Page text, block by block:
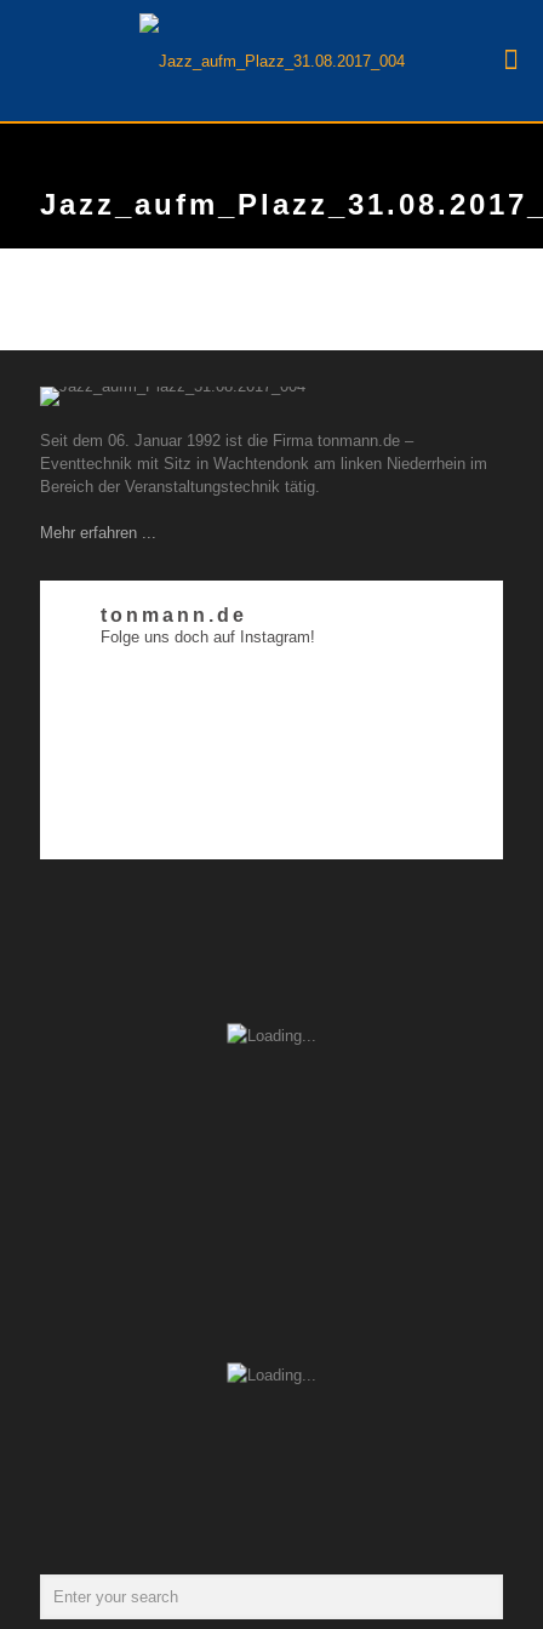
Seit dem 06. Januar 1992 ist die Firma tonmann.de –
Eventtechnik mit Sitz in Wachtendonk am linken Niederrhein im
Bereich der Veranstaltungstechnik tätig.
Mehr erfahren ...
tonmann.de
Folge uns doch auf Instagram!